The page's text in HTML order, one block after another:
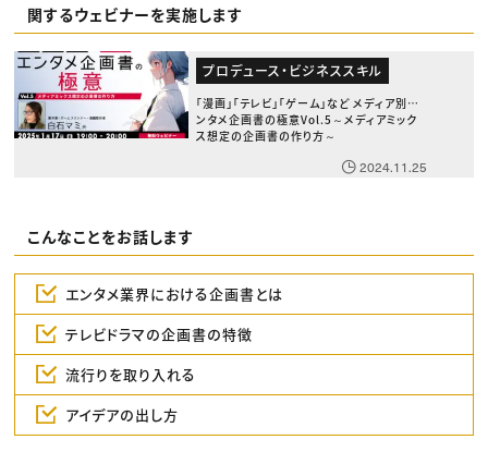
関するウェビナーを実施します
プロデュース・ビジネススキル
「漫画」「テレビ」「ゲーム」など メディア別エ
ンタメ企画書の極意Vol.5～メディアミック
ス想定の企画書の作り方～
2024.11.25
こんなことをお話します
エンタメ業界における企画書とは
テレビドラマの企画書の特徴
流行りを取り入れる
アイデアの出し方